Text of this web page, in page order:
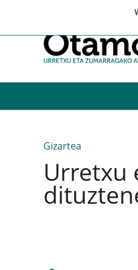
Gizartea
Urretxu